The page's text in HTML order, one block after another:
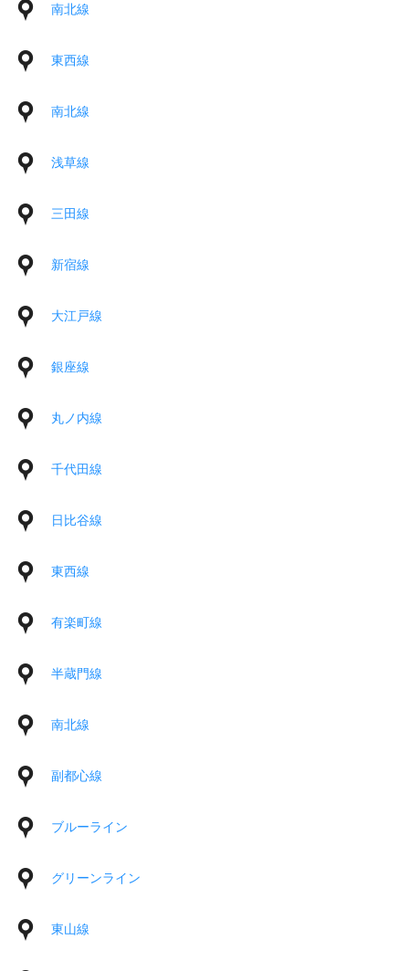
南北線
東西線
南北線
浅草線
三田線
新宿線
大江戸線
銀座線
丸ノ内線
千代田線
日比谷線
東西線
有楽町線
半蔵門線
南北線
副都心線
ブルーライン
グリーンライン
東山線